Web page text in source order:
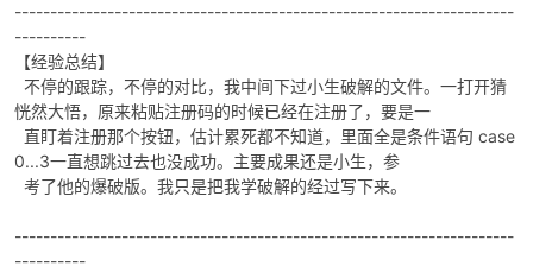
----------------------------------------------------------------------
----------
【经验总结】
不停的跟踪，不停的对比，我中间下过小生破解的文件。一打开猜
恍然大悟，原来粘贴注册码的时候已经在注册了，要是一
直盯着注册那个按钮，估计累死都不知道，里面全是条件语句 case
0...3一直想跳过去也没成功。主要成果还是小生，参
考了他的爆破版。我只是把我学破解的经过写下来。
----------------------------------------------------------------------
----------